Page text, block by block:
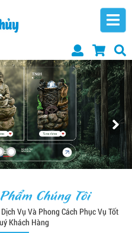
Chúng Tôi
Vụ Và Phong Cách Phục Vụ Tốt
Khách Hàng